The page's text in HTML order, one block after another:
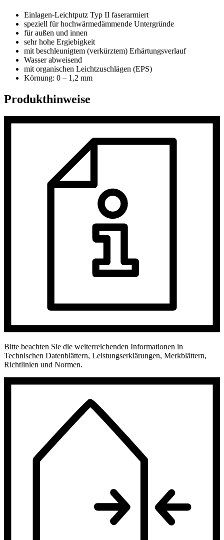
Einlagen-Leichtputz Typ II faserarmiert
speziell für hochwärmedämmende Untergründe
für außen und innen
sehr hohe Ergiebigkeit
mit beschleunigtem (verkürztem) Erhärtungsverlauf
Wasser abweisend
mit organischen Leichtzuschlägen (EPS)
Körnung: 0 – 1,2 mm
Produkthinweise
Bitte beachten Sie die weiterreichenden Informationen in
Technischen Datenblättern, Leistungserklärungen, Merkblättern,
Richtlinien und Normen.